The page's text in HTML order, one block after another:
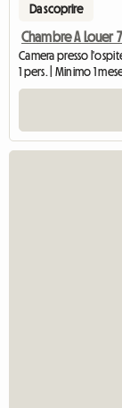
Da scoprire
Chambre A Louer
Camera presso
1 pers. | Minimo 1